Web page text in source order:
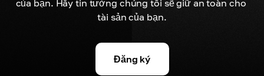
của bạn. Hãy tin tưởng chúng tôi sẽ giữ an toàn cho
tài sản của bạn.
Đăng ký